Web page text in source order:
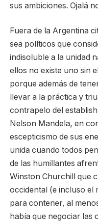
sus ambiciones. Ojalá
Fuera de la Argentina
sea políticos que
indisoluble a la unidad
ellos no existe uno sin
porque además de
llevar a la práctica y
contrapelo del
Nelson Mandela, en
escepticismo de sus
unida cuando todos
de las humillantes
Winston Churchill que
occidental (e incluso el
para contener, al
había que negociar